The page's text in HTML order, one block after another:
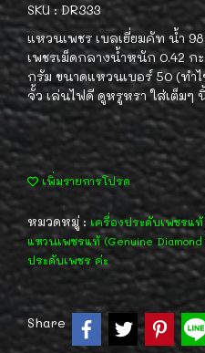
SKU : DR333
แหวนเพชร เบลเยี่ยมคัท น้ำ
เพชรเม็ดกลางน้ำหนัก 0.42
กรัม ขนาดแหวนเบอร์ 50 (ทำ
จั้ว เล่นไฟดี ดูหรูหรา ใส่เต็มๆ
เพิ่มรายการโปรด
หมวดหมู่ : เครื่องประดับเพชรแท้
แหวนเพชรแท้ (Genuine Diamond
ประดับเพชร ค่ะ
Share